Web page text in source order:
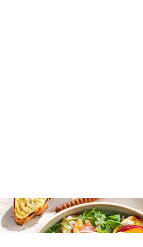
Κροστίνι με κατσικίσιο τυρί,
και ροδάκινο
ΟΡΕΚΤΙΚΑ